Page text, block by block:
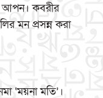
আপন। কবরীর
মন প্রসন্ন করা
‘ময়না মতি’।